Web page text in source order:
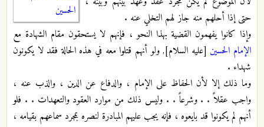
الحسين
حتى إذا أحلهم منه جاز لهم التخلي عنه .
وإذا كانوا يفهمون القضية بهذا النحو ، فإنهم لا يستحقون مقام الشهادة مع
الإمام الحسين[عليه السلام], ولو أنهم قتلوا معه في هذه الحالة فقد لا يكونون
شهداء .
وما ذلك إلا لأن الحفاظ على الإمام ، والدفاع عن الدين ، والذب عنه ،
واجب عقلاً . . وشرعاً . . وليس ذلك من موارد العقود والتعهدات . . فلو
أنهم لم يكونوا قد بايعوه ، فإنه يجب عليهم المبادرة لنصره بمجرد سماعهم بقيامه ،